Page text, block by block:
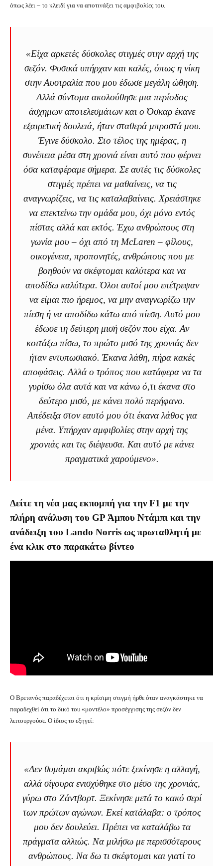
όπως λέει – το κλειδί για να αποτινάξει τις αμφιβολίες του.
«Είχα αρκετές δύσκολες στιγμές στην αρχή της
σεζόν. Φυσικά υπήρχαν και καλές, όπως η νίκη
στην Αυστραλία που μου έδωσε μεγάλη ώθηση.
Αλλά σύντομα ακολούθησε μια περίοδος
άσχημων αποτελεσμάτων και ο Όσκαρ έκανε
εξαιρετική δουλειά, ήταν σταθερά μπροστά μου.
Έγινε δύσκολο. Στο τέλος της ημέρας, η
συνέπεια μέσα στη χρονιά είναι αυτό που φέρνει
όσα καταφέραμε σήμερα. Σε αυτές τις δύσκολες
στιγμές πρέπει να μαθαίνεις, να τις
αναγνωρίζεις, να τις καταλαβαίνεις. Χρειάστηκε
να επεκτείνω την ομάδα μου, όχι μόνο εντός
πίστας αλλά και εκτός. Έχω ανθρώπους στη
γωνία μου – όχι από τη McLaren – φίλους,
οικογένεια, προπονητές, ανθρώπους που με
βοηθούν να σκέφτομαι καλύτερα και να
αποδίδω καλύτερα. Όλοι αυτοί μου επέτρεψαν
να είμαι πιο ήρεμος, να μην αναγνωρίζω την
πίεση ή να αποδίδω κάτω από πίεση. Αυτό μου
έδωσε τη δεύτερη μισή σεζόν που είχα. Αν
κοιτάξω πίσω, το πρώτο μισό της χρονιάς δεν
ήταν εντυπωσιακό. Έκανα λάθη, πήρα κακές
αποφάσεις. Αλλά ο τρόπος που κατάφερα να τα
γυρίσω όλα αυτά και να κάνω ό,τι έκανα στο
δεύτερο μισό, με κάνει πολύ περήφανο.
Απέδειξα στον εαυτό μου ότι έκανα λάθος για
μένα. Υπήρχαν αμφιβολίες στην αρχή της
χρονιάς και τις διέψευσα. Και αυτό με κάνει
πραγματικά χαρούμενο».
Δείτε τη νέα μας εκπομπή για την F1 με την
πλήρη ανάλυση του GP Άμπου Ντάμπι και την
ανάδειξη του Lando Norris ως πρωταθλητή με
ένα κλικ στο παρακάτω βίντεο
Ο Βρετανός παραδέχεται ότι η κρίσιμη στιγμή ήρθε όταν αναγκάστηκε να
παραδεχθεί ότι το δικό του «μοντέλο» προσέγγισης της σεζόν δεν
λειτουργούσε. Ο ίδιος το εξηγεί:
«Δεν θυμάμαι ακριβώς πότε ξεκίνησε η αλλαγή,
αλλά σίγουρα ενισχύθηκε στο μέσο της χρονιάς,
γύρω στο Ζάντβορτ. Ξεκίνησε μετά το κακό σερί
των πρώτων αγώνων. Εκεί κατάλαβα: ο τρόπος
μου δεν δουλεύει. Πρέπει να καταλάβω τα
πράγματα αλλιώς. Να μιλήσω με περισσότερους
ανθρώπους. Να δω τι σκέφτομαι και γιατί το